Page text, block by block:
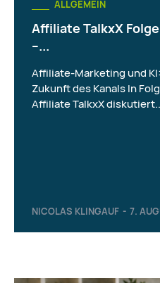
ALLGEMEIN
Affiliate TalkxX
–...
NICOLAS KLINGAUF - 7.
Affiliate-Marketing und
Zukunft des Kanals In Folge 75 des Podcasts
Affiliate TalkxX